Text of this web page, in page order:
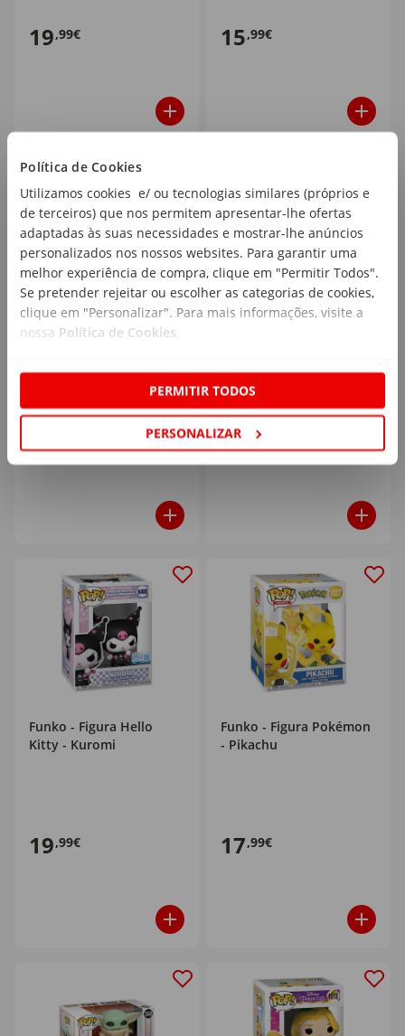
Política de Cookies
Utilizamos cookies e/ ou tecnologias similares (próprios e
de terceiros) que nos permitem apresentar-lhe ofertas
adaptadas às suas necessidades e mostrar-lhe anúncios
personalizados nos nossos websites. Para garantir uma
melhor experiência de compra, clique em "Permitir Todos".
Se pretender rejeitar ou escolher as categorias de cookies,
clique em "Personalizar". Para mais informações, visite a
nossa Política de Cookies
PERMITIR TODOS
PERSONALIZAR
19,99€ 15,99€
Funko - Figura Ghost
Face
19
Funko - Figura Vulpix
15 ,99€
Funko - Figura Hello
Kitty - Kuromi
19,99€
Funko - Figura Pokémon
- Pikachu
17,99€